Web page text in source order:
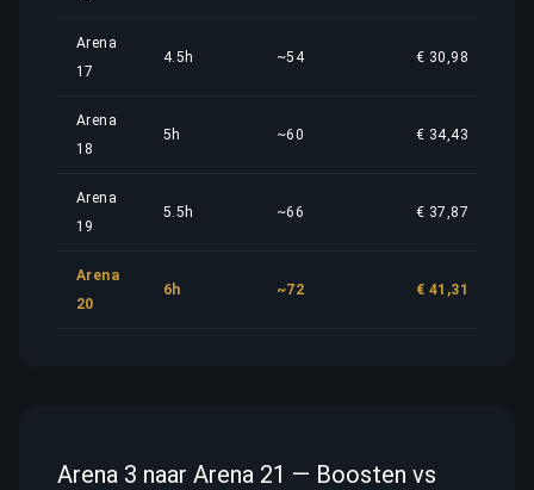
Arena
17
4.5h ~54 € 30,98
Arena
18
5h ~60 € 34,43
Arena
19
5.5h ~66 € 37,87
Arena
20
6h ~72 € 41,31
Arena 3 naar Arena 21 — Boosten vs